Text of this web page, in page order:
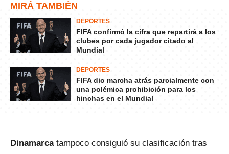
MIRÁ TAMBIÉN
DEPORTES
FIFA confirmó la cifra que repartirá a los
clubes por cada jugador citado al
Mundial
DEPORTES
FIFA dio marcha atrás parcialmente con
una polémica prohibición para los
hinchas en el Mundial
Dinamarcatampoco consiguió su clasificación tras